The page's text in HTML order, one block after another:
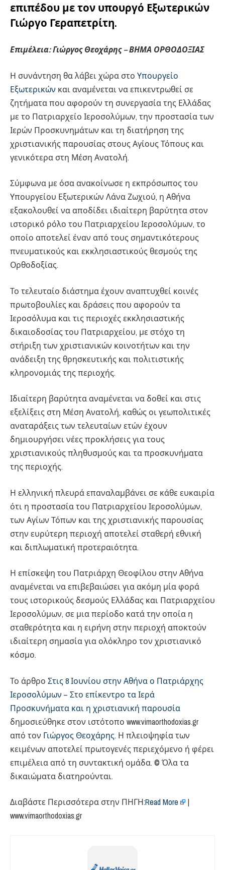
επιπέδου με τον υπουργό Εξωτερικών
Γιώργο Γεραπετρίτη.
Επιμέλεια: Γιώργος Θεοχάρης –ΒΗΜΑ ΟΡΘΟΔΟΞΙΑΣ
Η συνάντηση θα λάβει χώρα στο Υπουργείο
Εξωτερικών και αναμένεται να επικεντρωθεί σε
ζητήματα που αφορούν τη συνεργασία της Ελλάδας
με το Πατριαρχείο Ιεροσολύμων, την προστασία των
Ιερών Προσκυνημάτων και τη διατήρηση της
χριστιανικής παρουσίας στους Αγίους Τόπους και
γενικότερα στη Μέση Ανατολή.
Σύμφωνα με όσα ανακοίνωσε η εκπρόσωπος του
Υπουργείου Εξωτερικών Λάνα Ζωχιού, η Αθήνα
εξακολουθεί να αποδίδει ιδιαίτερη βαρύτητα στον
ιστορικό ρόλο του Πατριαρχείου Ιεροσολύμων, το
οποίο αποτελεί έναν από τους σημαντικότερους
πνευματικούς και εκκλησιαστικούς θεσμούς της
Ορθοδοξίας.
Το τελευταίο διάστημα έχουν αναπτυχθεί κοινές
πρωτοβουλίες και δράσεις που αφορούν τα
Ιεροσόλυμα και τις περιοχές εκκλησιαστικής
δικαιοδοσίας του Πατριαρχείου, με στόχο τη
στήριξη των χριστιανικών κοινοτήτων και την
ανάδειξη της θρησκευτικής και πολιτιστικής
κληρονομιάς της περιοχής.
Ιδιαίτερη βαρύτητα αναμένεται να δοθεί και στις
εξελίξεις στη Μέση Ανατολή, καθώς οι γεωπολιτικές
αναταράξεις των τελευταίων ετών έχουν
δημιουργήσει νέες προκλήσεις για τους
χριστιανικούς πληθυσμούς και τα προσκυνήματα
της περιοχής.
Η ελληνική πλευρά επαναλαμβάνει σε κάθε ευκαιρία
ότι η προστασία του Πατριαρχείου Ιεροσολύμων,
των Αγίων Τόπων και της χριστιανικής παρουσίας
στην ευρύτερη περιοχή αποτελεί σταθερή εθνική
και διπλωματική προτεραιότητα.
Η επίσκεψη του Πατριάρχη Θεοφίλου στην Αθήνα
αναμένεται να επιβεβαιώσει για ακόμη μία φορά
τους ιστορικούς δεσμούς Ελλάδας και Πατριαρχείου
Ιεροσολύμων, σε μια περίοδο κατά την οποία η
σταθερότητα και η ειρήνη στην περιοχή αποκτούν
ιδιαίτερη σημασία για ολόκληρο τον χριστιανικό
κόσμο.
Το άρθρο Στις 8 Ιουνίου στην Αθήνα ο Πατριάρχης
Ιεροσολύμων – Στο επίκεντρο τα Ιερά
Προσκυνήματα και η χριστιανική παρουσία
δημοσιεύθηκε στον ιστότοπο www.vimaorthodoxias.gr
από τον Γιώργος Θεοχάρης. Η πλειοψηφία των
κειμένων αποτελεί πρωτογενές περιεχόμενο ή φέρει
επιμέλεια από τη συντακτική ομάδα. © Όλα τα
δικαιώματα διατηρούνται.
Διαβάστε Περισσότερα στην ΠΗΓΗ:Read More
|
www.vimaorthodoxias.gr